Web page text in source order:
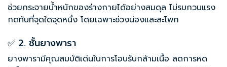
ช่วยกระจายน้ำหนักของร่างกายได้อย่างสมดุล ไม่รบกวนแรง
กดทับที่จุดใดจุดหนึ่ง โดยเฉพาะช่วงน่องและสะโพก
✅ 2. ชั้นยางพารา
ยางพารามีคุณสมบัติเด่นในการโอบรับกล้ามเนื้อ ลดการหด